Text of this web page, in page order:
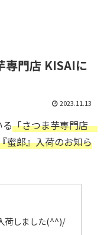
専門店 KISAIに
2023.11.13
「さつま芋専門店
蜜郎』入荷のお知ら
荷しました(^^)/